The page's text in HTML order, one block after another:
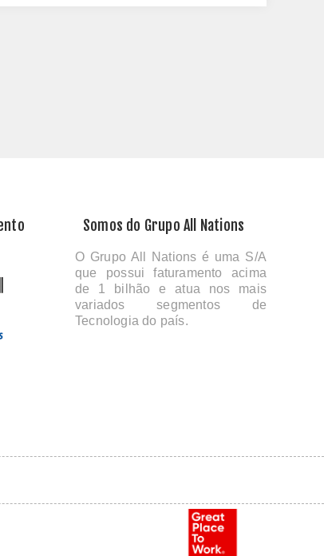
Somos do Grupo All Nations
O Grupo All Nations é uma S/A
que possui faturamento acima
de 1 bilhão e atua nos mais
variados segmentos de
Tecnologia do país.